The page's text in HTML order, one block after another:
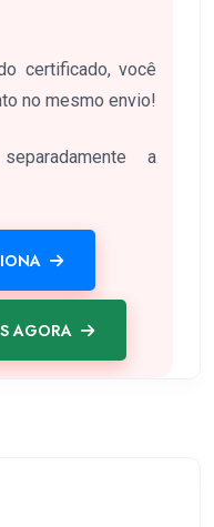
certificado, você
no mesmo envio!
a
AGORA